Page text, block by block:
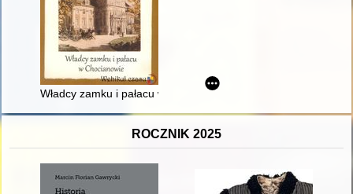
Władcy zamku i pałacu w Chocianowie
ROCZNIK 2025